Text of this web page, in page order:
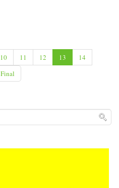
10 11 12 13
14
Final